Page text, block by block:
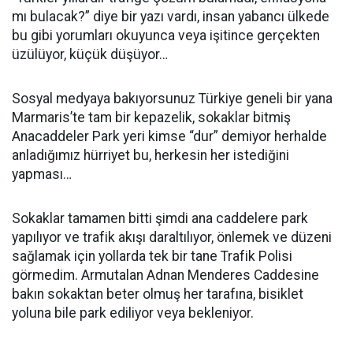
mı bulacak?” diye bir yazı vardı, insan yabancı ülkede
bu gibi yorumları okuyunca veya işitince gerçekten
üzülüyor, küçük düşüyor…
Sosyal medyaya bakıyorsunuz Türkiye geneli bir yana
Marmaris’te tam bir kepazelik, sokaklar bitmiş
Anacaddeler Park yeri kimse “dur” demiyor herhalde
anladığımız hürriyet bu, herkesin her istediğini
yapması…
Sokaklar tamamen bitti şimdi ana caddelere park
yapılıyor ve trafik akışı daraltılıyor, önlemek ve düzeni
sağlamak için yollarda tek bir tane Trafik Polisi
görmedim. Armutalan Adnan Menderes Caddesine
bakın sokaktan beter olmuş her tarafına, bisiklet
yoluna bile park ediliyor veya bekleniyor.